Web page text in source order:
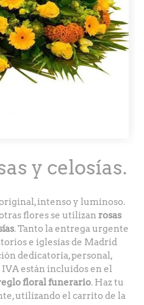
y celosías.
original, intenso y luminoso.
flores se utilizanrosas
. Tanto la entrega urgente
e iglesias de Madrid
dedicatoria, personal,
están incluidos en el
floral funerario. Haz tu
utilizando el carrito de la